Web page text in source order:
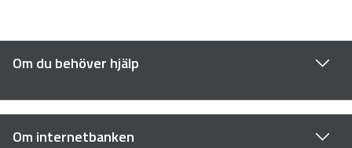
Om du behöver hjälp
Om internetbanken